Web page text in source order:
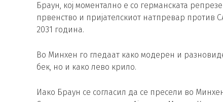
Браун, кој моментално е со германската
првенство и пријателскиот натпревар против
2031 година.
Во Минхен го гледаат како модерен и
бек, но и како лево крило.
Иако Браун се согласил да се пресели во